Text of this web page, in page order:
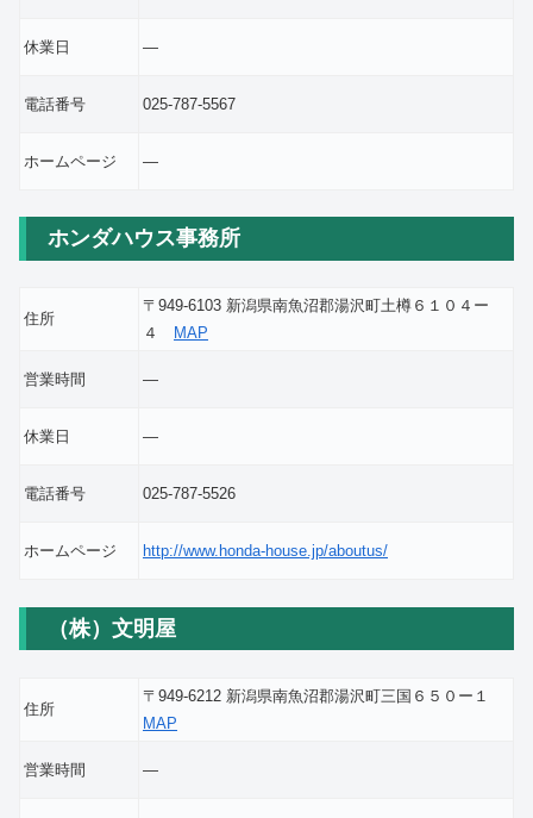
休業日 ―
電話番号 025-787-5567
ホームページ ―
ホンダハウス事務所
住所
〒949-6103 新潟県南魚沼郡湯沢町土樽６１０４ー
４
MAP
営業時間 ―
休業日 ―
電話番号 025-787-5526
ホームページ http://www.honda-house.jp/aboutus/
（株）文明屋
住所
〒949-6212 新潟県南魚沼郡湯沢町三国６５０ー１
MAP
営業時間 ―